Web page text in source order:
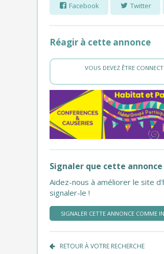
Facebook Twitter
Réagir à cette annonce
VOUS DEVEZ ÊTRE
Signaler que cette
Aidez-nous à améliorer le site
signaler-le !
SIGNALER CETTE ANNONCE COMME
RETOUR À VOTRE RECHERCHE